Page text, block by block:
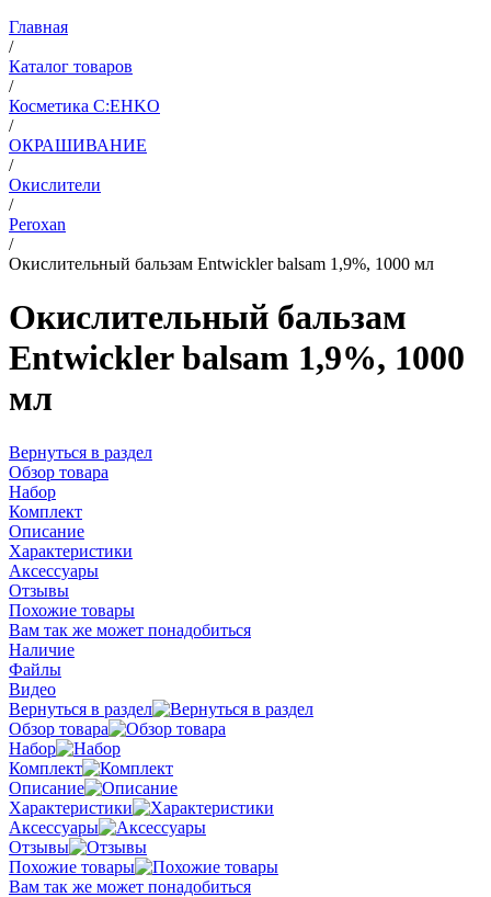
Главная
/
Каталог товаров
/
Косметика C:EHKO
/
ОКРАШИВАНИЕ
/
Окислители
/
Peroxan
/
Окислительный бальзам Entwickler balsam 1,9%, 1000 мл
Окислительный бальзам
Entwickler balsam 1,9%, 1000
мл
Вернуться в раздел
Обзор товара
Набор
Комплект
Описание
Характеристики
Аксессуары
Отзывы
Похожие товары
Вам так же может понадобиться
Наличие
Файлы
Видео
Вернуться в раздел
Обзор товара
Набор
Комплект
Описание
Характеристики
Аксессуары
Отзывы
Похожие товары
Вам так же может понадобиться